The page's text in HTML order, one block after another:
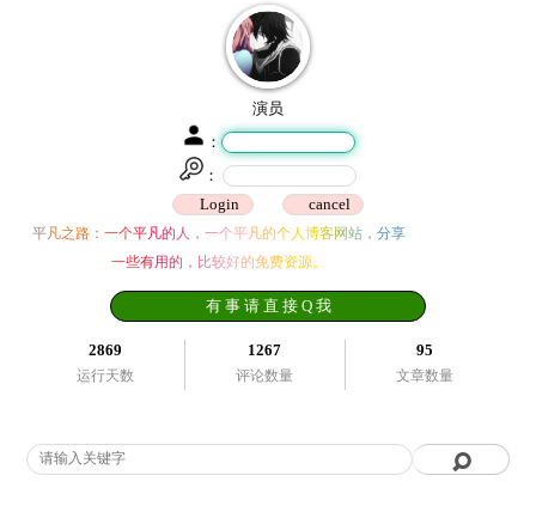
演员
：
：
平凡之路：一个平凡的人，一个平凡的个人博客网站，分享
一些有用的，比较好的免费资源。
有 事 请 直 接 Q 我
2869
运行天数
1267
评论数量
95
文章数量